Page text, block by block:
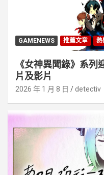
GAMENEWS 推薦文章 熱
《女神異聞錄》系列
片及影片
2026 年 1 月 8 日 detectiv